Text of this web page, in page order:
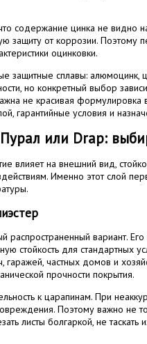
содержание цинка не видно
защиту от коррозии. Поэтому
оцинковки.
защитные сплавы:
но конкретный выбор
не красивая формулировка
гарантийные условия и
или Drap:
влияет на внешний вид,
Именно этот слой
распространенный вариант.
стойкость для стандартных
гаражей, частных домов и
прочности покрытия.
к царапинам. При
Поэтому важно не
листы болгаркой, не